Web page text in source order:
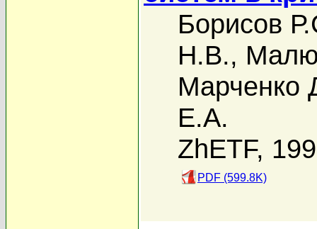
Борисов
Н.В.,
Марченко
Е.А.
ZhETF,
PDF (599.8K)